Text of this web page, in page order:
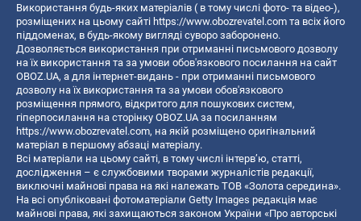
Використання будь-яких матеріалів ( в тому числі фото- та відео-),
розміщених на цьому сайті https://www.obozrevatel.com та всіх його
піддоменах, в будь-якому вигляді суворо заборонено.
Дозволяється використання при отриманні письмового дозволу
на їх використання та за умови обов'язкового посилання на сайт
OBOZ.UA, а для інтернет-видань - при отриманні письмового
дозволу на їх використання та за умови обов'язкового
розміщення прямого, відкритого для пошукових систем,
гіперпосилання на сторінку OBOZ.UA за посиланням
https://www.obozrevatel.com, на якій розміщено оригінальний
матеріал в першому абзаці матеріалу.
Всі матеріали на цьому сайті, в тому числі інтерв’ю, статті,
дослідження – є службовими творами журналістів редакції,
виключні майнові права на які належать ТОВ «Золота середина».
На всі опубліковані фотоматеріали Getty Images редакція має
майнові права, які захищаються законом України «Про авторські